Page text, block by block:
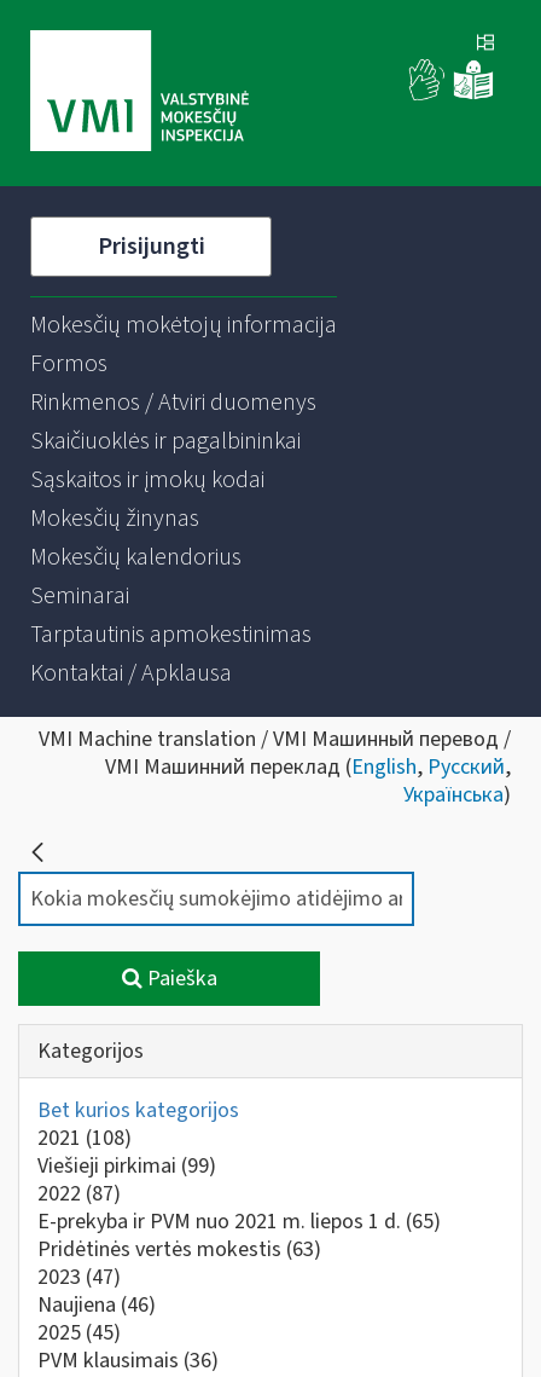
Prisijungti
Mokesčių mokėtojų informacija
Formos
Rinkmenos / Atviri duomenys
Skaičiuoklės ir pagalbininkai
Sąskaitos ir įmokų kodai
Mokesčių žinynas
Mokesčių kalendorius
Seminarai
Tarptautinis apmokestinimas
Kontaktai / Apklausa
VMI Machine translation / VMI Машинный перевод /
VMI Машинний переклад (English, Русский,
Українська)
Paieška
Kategorijos
Bet kurios kategorijos
2021 (108)
Viešieji pirkimai (99)
2022 (87)
E-prekyba ir PVM nuo 2021 m. liepos 1 d. (65)
Pridėtinės vertės mokestis (63)
2023 (47)
Naujiena (46)
2025 (45)
PVM klausimais (36)